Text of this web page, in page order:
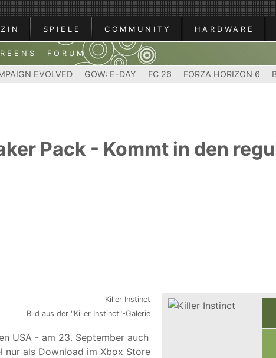
SPIELE COMMUNITY HARDWARE
FORUM
EVOLVED GOW: E-DAY FC 26 FORZA HORIZON 6
Pack - Kommt in den
Bild aus der "Killer Instinct"-Galerie
USA - am 23. September auch
nur als Download im Xbox Store